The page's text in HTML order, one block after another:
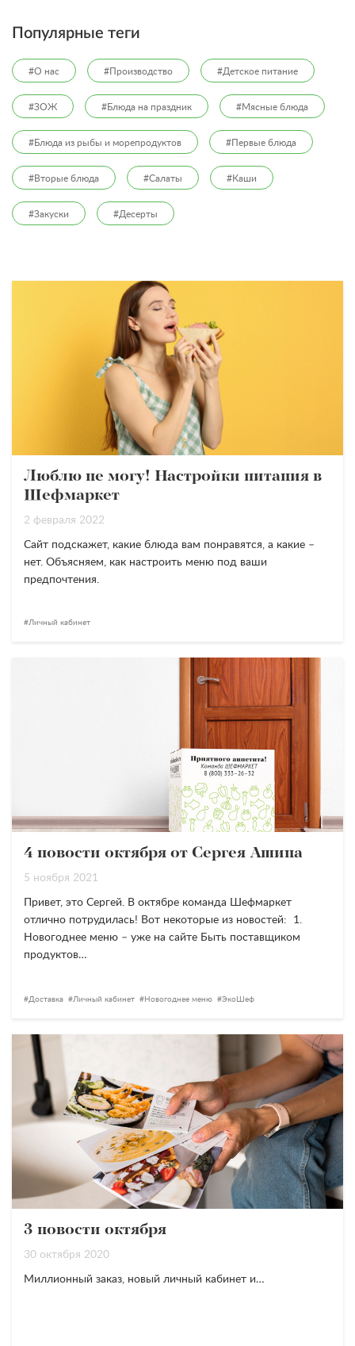
Популярные теги
#О нас #Производство #Детское питание
#ЗОЖ #Блюда на праздник #Мясные блюда
#Блюда из рыбы и морепродуктов #Первые блюда
#Вторые блюда #Салаты #Каши
#Закуски #Десерты
Люблю не могу! Настройки питания в
Шефмаркет
2 февраля 2022
Сайт подскажет, какие блюда вам понравятся, а какие –
нет. Объясняем, как настроить меню под ваши
предпочтения.
Личный кабинет
4 новости октября от Сергея Ашина
5 ноября 2021
Привет, это Сергей. В октябре команда Шефмаркет
отлично потрудилась! Вот некоторые из новостей: 1.
Новогоднее меню – уже на сайте Быть поставщиком
продуктов…
Доставка Личный кабинет Новогоднее меню ЭкоШеф
3 новости октября
30 октября 2020
Миллионный заказ, новый личный кабинет и…